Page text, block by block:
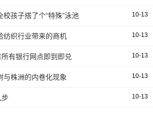
孩子搭了个“特殊”泳池 10-13
纺织行业带来的商机 10-13
有银行网点即到即兑 10-13
与株洲的内卷化现象 10-13
步 10-13